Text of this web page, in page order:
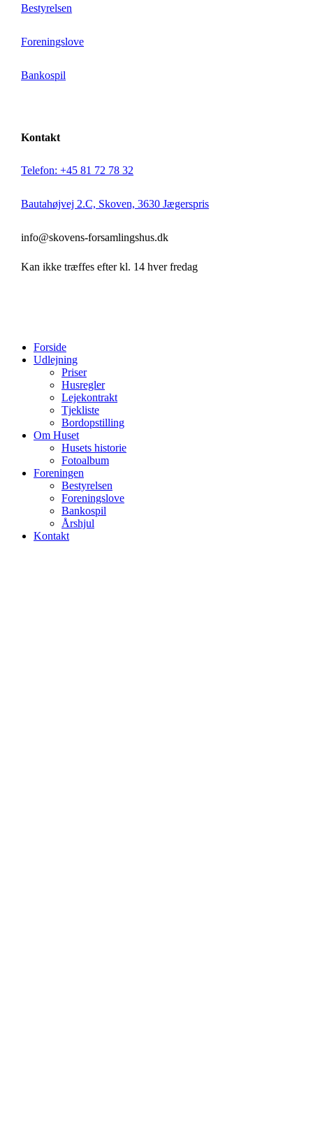
Bestyrelsen
Foreningslove
Bankospil
Kontakt
Telefon: +45 81 72 78 32
Bautahøjvej 2.C, Skoven, 3630 Jægerspris
info@skovens-forsamlingshus.dk
Kan ikke træffes efter kl. 14 hver fredag
Forside
Udlejning
Priser
Husregler
Lejekontrakt
Tjekliste
Bordopstilling
Om Huset
Husets historie
Fotoalbum
Foreningen
Bestyrelsen
Foreningslove
Bankospil
Årshjul
Kontakt